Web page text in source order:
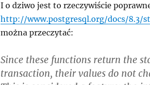
I o dziwo jest to rzeczywiście
http://www.postgresql.org/docs/
można przeczytać:
Since these functions return the
transaction, their values do not